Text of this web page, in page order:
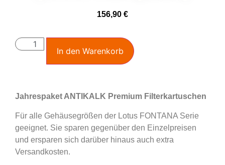
156,90 €
In den Warenkorb
Jahrespaket ANTIKALK Premium Filterkartuschen
Für alle Gehäusegrößen der Lotus FONTANA Serie
geeignet. Sie sparen gegenüber den Einzelpreisen
und ersparen sich darüber hinaus auch extra
Versandkosten.